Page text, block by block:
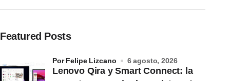
Featured Posts
Lenovo Qira y Smart Connect: la
por Felipe Lizcano 6 agosto, 2026